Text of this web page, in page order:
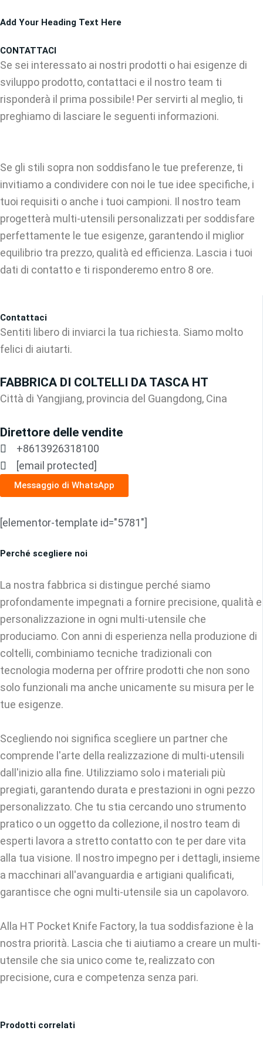
al
Add Your Heading Text Here
CONTATTACI
Se sei interessato ai nostri prodotti o hai esigenze di
sviluppo prodotto, contattaci e il nostro team ti
risponderà il prima possibile! Per servirti al meglio, ti
preghiamo di lasciare le seguenti informazioni.
Se gli stili sopra non soddisfano le tue preferenze, ti
invitiamo a condividere con noi le tue idee specifiche, i
tuoi requisiti o anche i tuoi campioni. Il nostro team
progetterà multi-utensili personalizzati per soddisfare
perfettamente le tue esigenze, garantendo il miglior
equilibrio tra prezzo, qualità ed efficienza. Lascia i tuoi
dati di contatto e ti risponderemo entro 8 ore.
Contattaci
Sentiti libero di inviarci la tua richiesta. Siamo molto
felici di aiutarti.
FABBRICA DI COLTELLI DA TASCA HT
Città di Yangjiang, provincia del Guangdong, Cina
Direttore delle vendite
+8613926318100
[email protected]
Messaggio di WhatsApp
[elementor-template id="5781"]
Perché scegliere noi
La nostra fabbrica si distingue perché siamo
profondamente impegnati a fornire precisione, qualità e
personalizzazione in ogni multi-utensile che
produciamo. Con anni di esperienza nella produzione di
coltelli, combiniamo tecniche tradizionali con
tecnologia moderna per offrire prodotti che non sono
solo funzionali ma anche unicamente su misura per le
tue esigenze.
Scegliendo noi significa scegliere un partner che
comprende l'arte della realizzazione di multi-utensili
dall'inizio alla fine. Utilizziamo solo i materiali più
pregiati, garantendo durata e prestazioni in ogni pezzo
personalizzato. Che tu stia cercando uno strumento
pratico o un oggetto da collezione, il nostro team di
esperti lavora a stretto contatto con te per dare vita
alla tua visione. Il nostro impegno per i dettagli, insieme
a macchinari all'avanguardia e artigiani qualificati,
garantisce che ogni multi-utensile sia un capolavoro.
Alla HT Pocket Knife Factory, la tua soddisfazione è la
nostra priorità. Lascia che ti aiutiamo a creare un multi-
utensile che sia unico come te, realizzato con
precisione, cura e competenza senza pari.
Prodotti correlati